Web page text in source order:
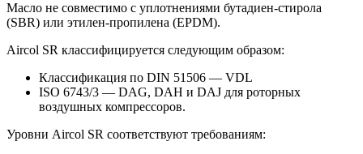
Масло не совместимо с уплотнениями бутадиен-стирола
(SBR) или этилен-пропилена (EPDM).
Aircol SR классифицируется следующим образом:
Классификация по DIN 51506 — VDL
ISO 6743/3 — DAG, DAH и DAJ для роторных
воздушных компрессоров.
Уровни Aircol SR соответствуют требованиям: